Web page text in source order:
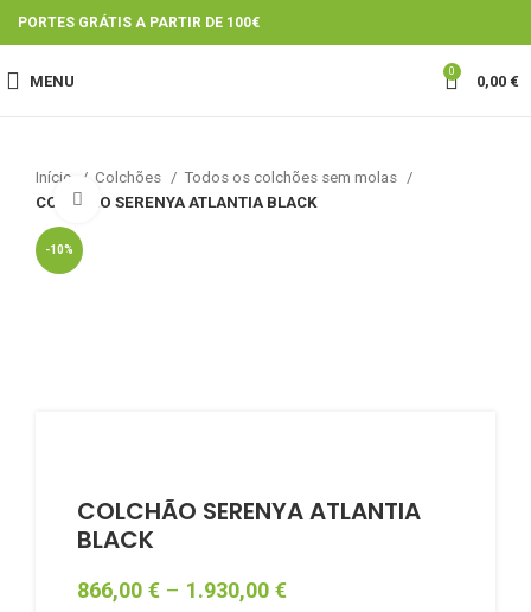
PORTES GRÁTIS A PARTIR DE 100€
MENU
0
0,00 €
Início Colchões
Todos os colchões sem molas
COLCHÃO SERENYA ATLANTIA BLACK
-10%
Click to enlarge
COLCHÃO SERENYA ATLANTIA
BLACK
866,00 € – 1.930,00 €